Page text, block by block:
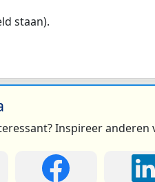
staan).
Inspireer anderen